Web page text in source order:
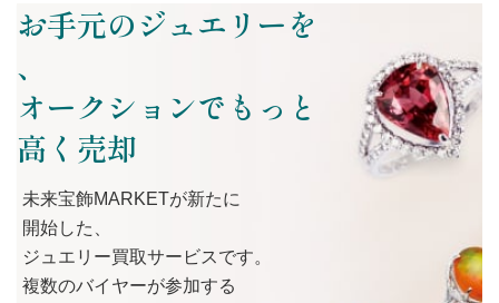
お手元のジュエリーを
、
オークションでもっと
高く売却
未来宝飾MARKETが新たに
開始した、
ジュエリー買取サービスです。
複数のバイヤーが参加する